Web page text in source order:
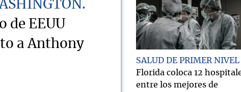
de EEUU
a Anthony
SALUD DE PRIMER NIVEL
Florida coloca 12
entre los mejores de